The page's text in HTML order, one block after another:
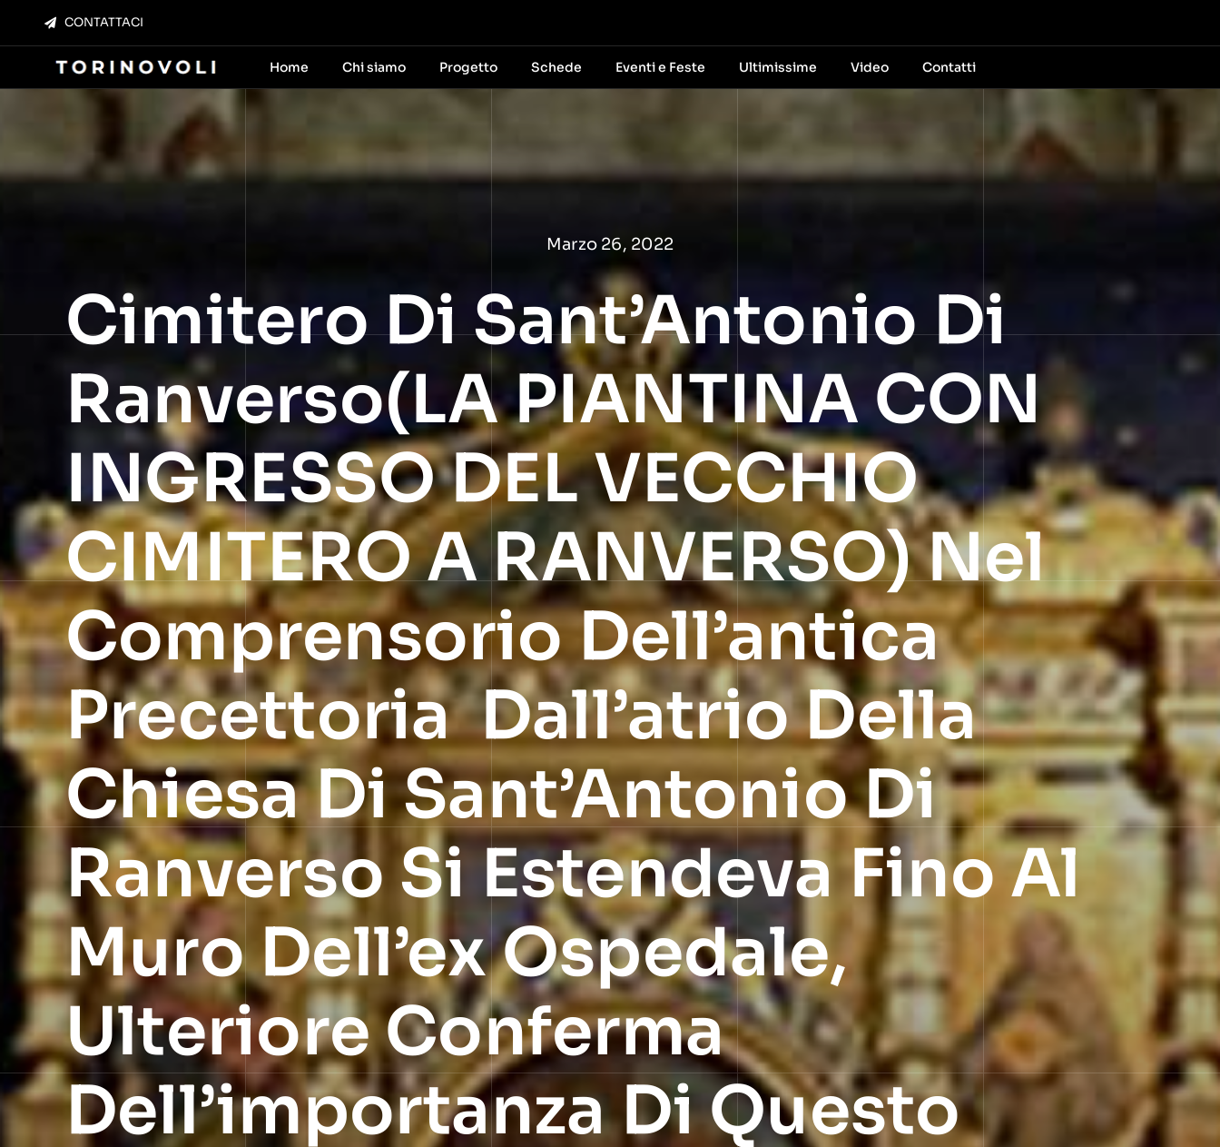
contenuto
CONTATTACI
Home Chi siamo Progetto Schede Eventi e Feste Ultimissime Video Contatti
Marzo 26, 2022
Cimitero Di Sant’Antonio Di
Ranverso(LA PIANTINA CON
INGRESSO DEL VECCHIO
CIMITERO A RANVERSO) Nel
Comprensorio Dell’antica
Precettoria Dall’atrio Della
Chiesa Di Sant’Antonio Di
Ranverso Si Estendeva Fino Al
Muro Dell’ex Ospedale,
Ulteriore Conferma
Dell’importanza Di Questo